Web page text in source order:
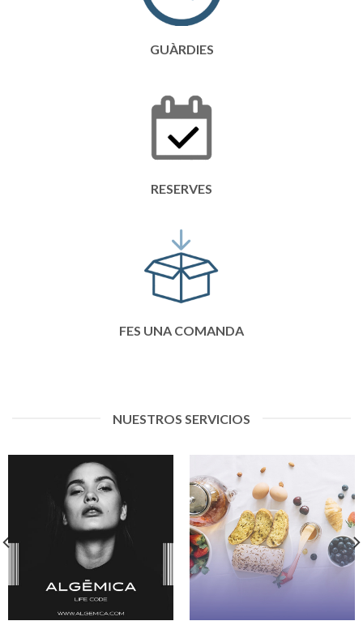
GUÀRDIES
RESERVES
FES UNA COMANDA
NUESTROS SERVICIOS